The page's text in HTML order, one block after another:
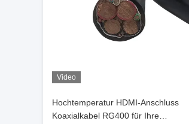
Video
Hochtemperatur HDMI-Anschluss
Koaxialkabel RG400 für Ihre